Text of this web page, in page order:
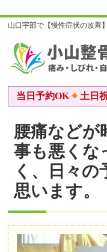
山口宇部で【慢性症状の改善
当日予約OK 土日
腰痛などが
事も悪くな
く、日々の
思います。